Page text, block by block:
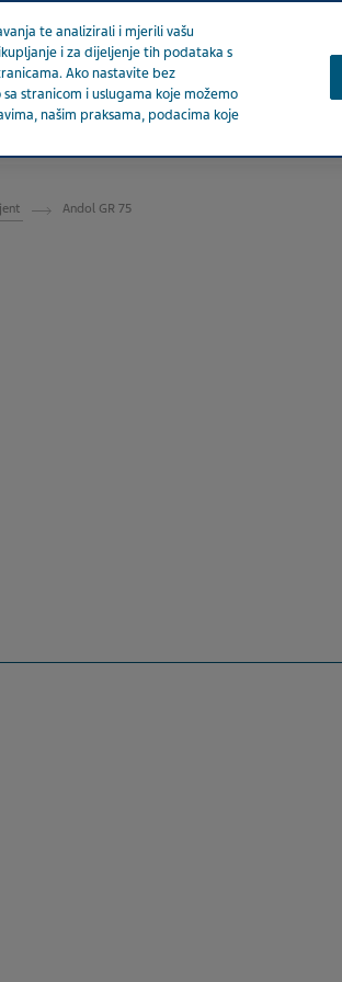
Andol GR 75
te analizirali i mjerili vašu
i za dijeljenje tih podataka s
Ako nastavite bez
stranicom i uslugama koje možemo
našim praksama, podacima koje